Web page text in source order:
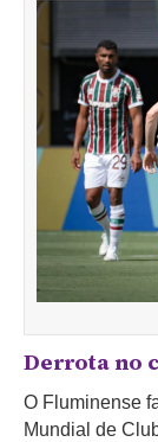
Derrota no
O Fluminense
Mundial de